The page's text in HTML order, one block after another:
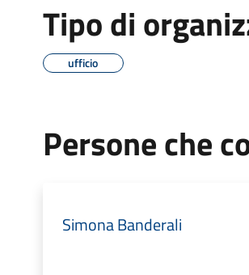
Tipo di
ufficio
Persone che
Simona Banderali